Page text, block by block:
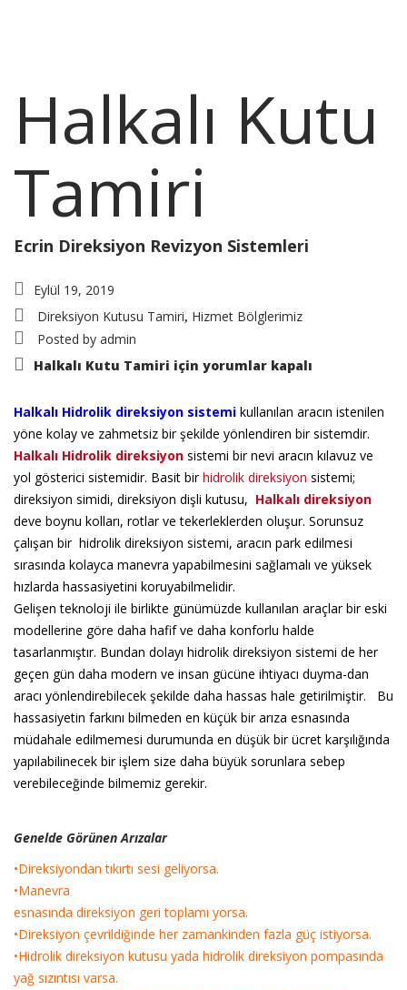
Halkalı Kutu
Tamiri
Ecrin Direksiyon Revizyon Sistemleri
Eylül 19, 2019
Direksiyon Kutusu Tamiri, Hizmet Bölglerimiz
Posted by admin
Halkalı Kutu Tamiri için yorumlar kapalı
Halkalı Hidrolik direksiyon sistemi kullanılan aracın istenilen
yöne kolay ve zahmetsiz bir şekilde yönlendiren bir sistemdir.
Halkalı Hidrolik direksiyon sistemi bir nevi aracın kılavuz ve
yol gösterici sistemidir. Basit birhidrolik direksiyon sistemi;
direksiyon simidi, direksiyon dişli kutusu, Halkalı direksiyon
deve boynu kolları, rotlar ve tekerleklerden oluşur. Sorunsuz
çalışan bir hidrolik direksiyon sistemi, aracın park edilmesi
sırasında kolayca manevra yapabilmesini sağlamalı ve yüksek
hızlarda hassasiyetini koruyabilmelidir.
Gelişen teknoloji ile birlikte günümüzde kullanılan araçlar bir eski
modellerine göre daha hafif ve daha konforlu halde
tasarlanmıştır. Bundan dolayı hidrolik direksiyon sistemi de her
geçen gün daha modern ve insan gücüne ihtiyacı duyma-dan
aracı yönlendirebilecek şekilde daha hassas hale getirilmiştir. Bu
hassasiyetin farkını bilmeden en küçük bir arıza esnasında
müdahale edilmemesi durumunda en düşük bir ücret karşılığında
yapılabilinecek bir işlem size daha büyük sorunlara sebep
verebileceğinde bilmemiz gerekir.
Genelde Görünen Arızalar
•Direksiyondan tıkırtı sesi geliyorsa.
•Manevra
esnasında direksiyon geri toplamı yorsa.
•Direksiyon çevrildiğinde her zamankinden fazla güç istiyorsa.
•Hidrolik direksiyon kutusu yada hidrolik direksiyon pompasında
yağ sızıntısı varsa.